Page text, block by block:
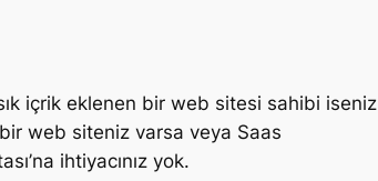
içrik eklenen bir web sitesi sahibi iseniz
web siteniz varsa veya Saas
ihtiyacınız yok.